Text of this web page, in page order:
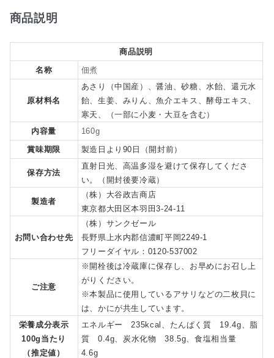
商品説明
商品説明
名称
佃煮
原材料名
あさり（中国産）、醤油、砂糖、水飴、還元水
飴、生姜、みりん、魚介エキス、酵母エキス、
寒天、（一部に小麦・大豆を含む）
内容量
160g
賞味期限
製造日より90日（開封前）
保存方法
直射日光、高温多湿を避けて保存してくださ
い。（開封後要冷蔵）
製造者
（株）大谷政吉商店
東京都大田区本羽田3-24-11
お問い合わせ先
（株）サンクゼール
長野県上水内郡信濃町平岡2249-1
フリーダイヤル：0120-537002
ご注意
※開栓後は冷蔵庫に保存し、お早めにお召し上
がりください。
※本製品に使用しているアサリなどの二枚貝に
は、かにが共生しています。
栄養成分表示
100g当たり
（推定値）
エネルギー 235kcal、たんぱく質 19.4g、脂
質 0.4g、炭水化物 38.5g、食塩相当量
4.6g